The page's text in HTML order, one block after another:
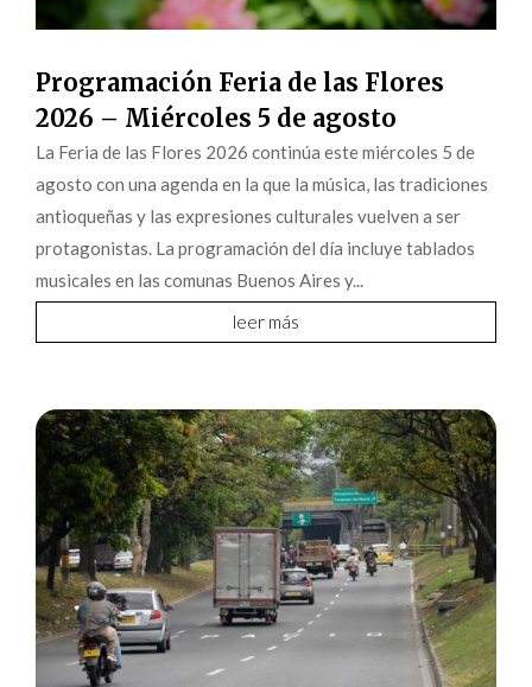
Programación Feria de las Flores
2026 – Miércoles 5 de agosto
La Feria de las Flores 2026 continúa este miércoles 5 de
agosto con una agenda en la que la música, las tradiciones
antioqueñas y las expresiones culturales vuelven a ser
protagonistas. La programación del día incluye tablados
musicales en las comunas Buenos Aires y...
leer más